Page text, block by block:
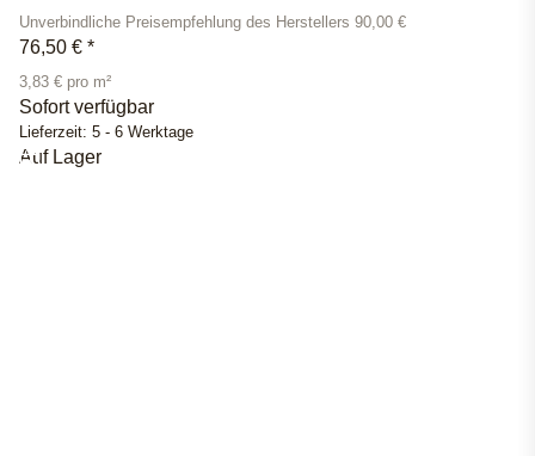
Unverbindliche Preisempfehlung des Herstellers 90,00 €
76,50 € *
3,83 € pro m²
Sofort verfügbar
Lieferzeit: 5 - 6 Werktage
Auf Lager